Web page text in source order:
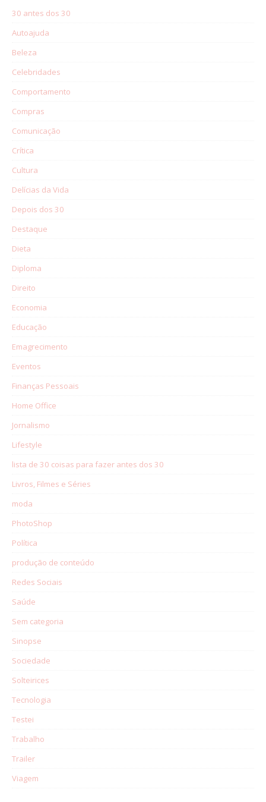
30 antes dos 30
Autoajuda
Beleza
Celebridades
Comportamento
Compras
Comunicação
Crítica
Cultura
Delícias da Vida
Depois dos 30
Destaque
Dieta
Diploma
Direito
Economia
Educação
Emagrecimento
Eventos
Finanças Pessoais
Home Office
Jornalismo
Lifestyle
lista de 30 coisas para fazer antes dos 30
Livros, Filmes e Séries
moda
PhotoShop
Política
produção de conteúdo
Redes Sociais
Saúde
Sem categoria
Sinopse
Sociedade
Solteirices
Tecnologia
Testei
Trabalho
Trailer
Viagem